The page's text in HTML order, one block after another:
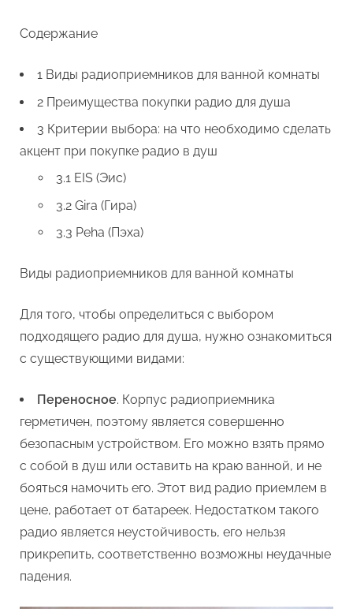
Содержание
1 Виды радиоприемников для ванной комнаты
2 Преимущества покупки радио для душа
3 Критерии выбора: на что необходимо сделать
акцент при покупке радио в душ
3.1 EIS (Эис)
3.2 Gira (Гира)
3.3 Peha (Пэха)
Виды радиоприемников для ванной комнаты
Для того, чтобы определиться с выбором
подходящего радио для душа, нужно ознакомиться
с существующими видами:
Переносное. Корпус радиоприемника
герметичен, поэтому является совершенно
безопасным устройством. Его можно взять прямо
с собой в душ или оставить на краю ванной, и не
бояться намочить его. Этот вид радио приемлем в
цене, работает от батареек. Недостатком такого
радио является неустойчивость, его нельзя
прикрепить, соответственно возможны неудачные
падения.